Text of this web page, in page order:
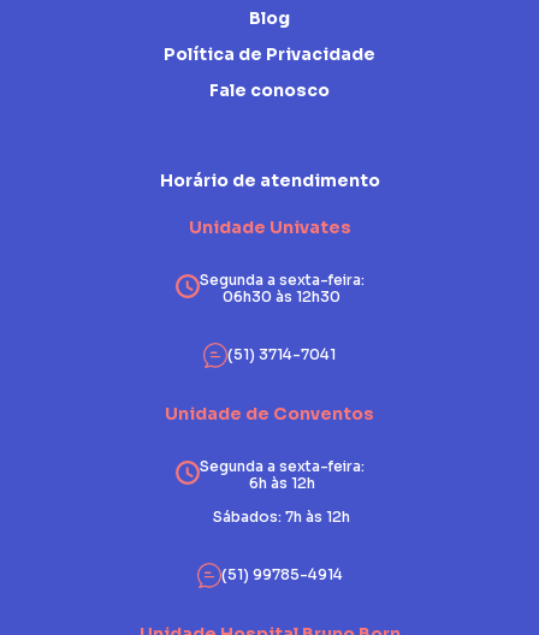
Blog
Política de Privacidade
Fale conosco
Horário de atendimento
Unidade Univates
Segunda a sexta-feira:
06h30 às 12h30
(51) 3714-7041
Unidade de Conventos
Segunda a sexta-feira:
6h às 12h
Sábados: 7h às 12h
(51) 99785-4914